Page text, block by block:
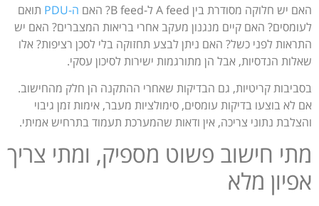
האם יש חלוקה מסודרת בין A feed ל-B feed? האם
ה-PDU
תואם
לעומסים? האם קיים מנגנון מעקב אחרי בריאות המצברים? האם יש
התראות לפני כשל? האם ניתן לבצע תחזוקה בלי לסכן רציפות? אלו
שאלות הנדסיות, אבל הן מתורגמות ישירות לסיכון עסקי.
בסביבות קריטיות, גם הבדיקות שאחרי ההתקנה הן חלק מהחישוב.
אם לא בוצעו בדיקות עומסים, סימולציות מעבר, אימות זמן גיבוי
והצלבת נתוני צריכה, אין ודאות שהמערכת תעמוד בתרחיש אמיתי.
מתי חישוב פשוט מספיק, ומתי צריך
אפיון מלא